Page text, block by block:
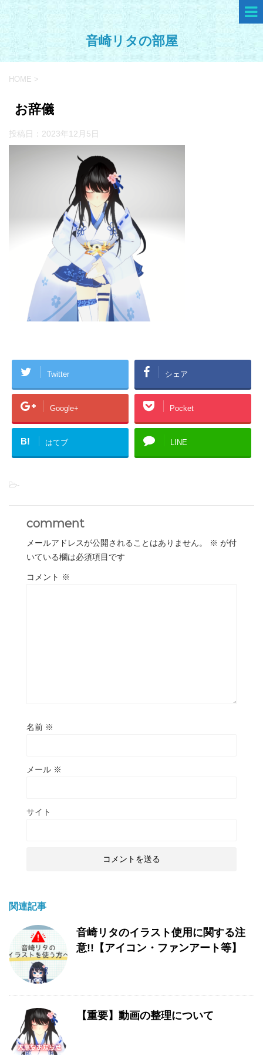
音崎リタの部屋
HOME >
お辞儀
投稿日： 2023年12月5日
Twitter シェア
Google+ Pocket
B! はてブ LINE
-
comment
メールアドレスが公開されることはありません。 ※ が付
いている欄は必須項目です
コメント ※
名前 ※
メール ※
サイト
関連記事
音崎リタのイラスト使用に関する注
意!!【アイコン・ファンアート等】
【重要】動画の整理について